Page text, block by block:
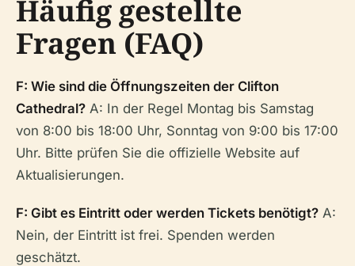
Häufig gestellte
Fragen (FAQ)
F: Wie sind die Öffnungszeiten der Clifton
Cathedral? A: In der Regel Montag bis Samstag
von 8:00 bis 18:00 Uhr, Sonntag von 9:00 bis 17:00
Uhr. Bitte prüfen Sie die offizielle Website auf
Aktualisierungen.
F: Gibt es Eintritt oder werden Tickets benötigt? A:
Nein, der Eintritt ist frei. Spenden werden
geschätzt.